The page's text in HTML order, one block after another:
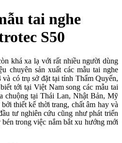
tai nghe
S50
khá xa lạ với rất nhiều người dùng
chuyên sản xuất các mẫu tai nghe
có trụ sở đặt tại tỉnh Thẩm Quyến,
tới tại Việt Nam song các mẫu tai
chuộng tại Thái Lan, Nhật Bản, Mỹ
thiết kế thời trang, chất âm hay và
tư nghiên cứu cũng như phát triển
trong việc nắm bắt xu hướng mới